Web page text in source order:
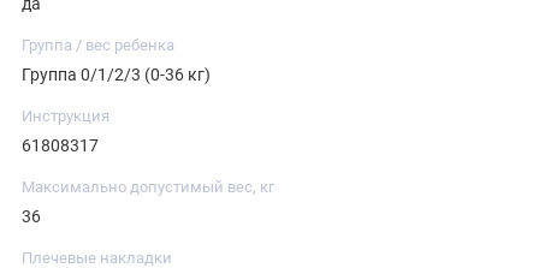
да
Группа / вес ребенка
Группа 0/1/2/3 (0-36 кг)
Инструкция
61808317
Максимально допустимый вес, кг
36
Плечевые накладки